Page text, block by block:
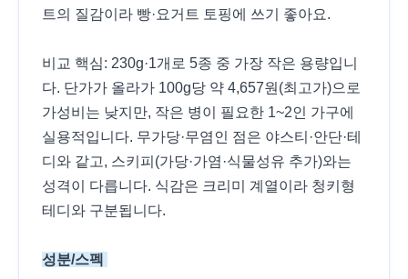
트의 질감이라 빵·요거트 토핑에 쓰기 좋아요.
비교 핵심: 230g·1개로 5종 중 가장 작은 용량입니
다. 단가가 올라가 100g당 약 4,657원(최고가)으로
가성비는 낮지만, 작은 병이 필요한 1~2인 가구에
실용적입니다. 무가당·무염인 점은 야스티·안단·테
디와 같고, 스키피(가당·가염·식물성유 추가)와는
성격이 다릅니다. 식감은 크리미 계열이라 청키형
테디와 구분됩니다.
성분/스펙